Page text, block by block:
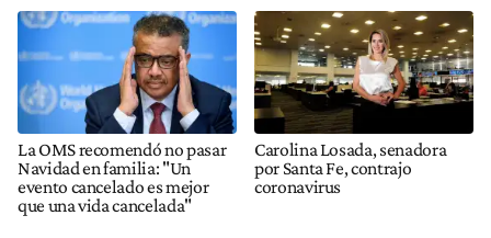
La OMS recomendó no pasar
Navidad en familia: "Un
evento cancelado es mejor
que una vida cancelada"
Carolina Losada, senadora
por Santa Fe, contrajo
coronavirus